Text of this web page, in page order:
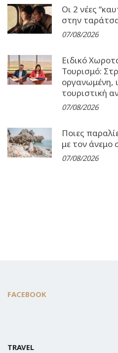
Οι 2 νέες
στην
07/08/2026
Ειδικό
Τουρισμό:
οργανωμένη,
τουριστική
07/08/2026
Ποιες
με τον άνεμο
07/08/2026
FACEBOOK
TRAVEL